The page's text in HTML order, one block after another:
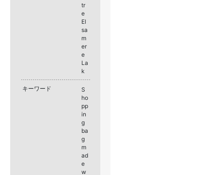
tr
e
El
sa
m
er
e
La
k
キーワード
S
ho
pp
in
g
ba
g
m
ad
e
w